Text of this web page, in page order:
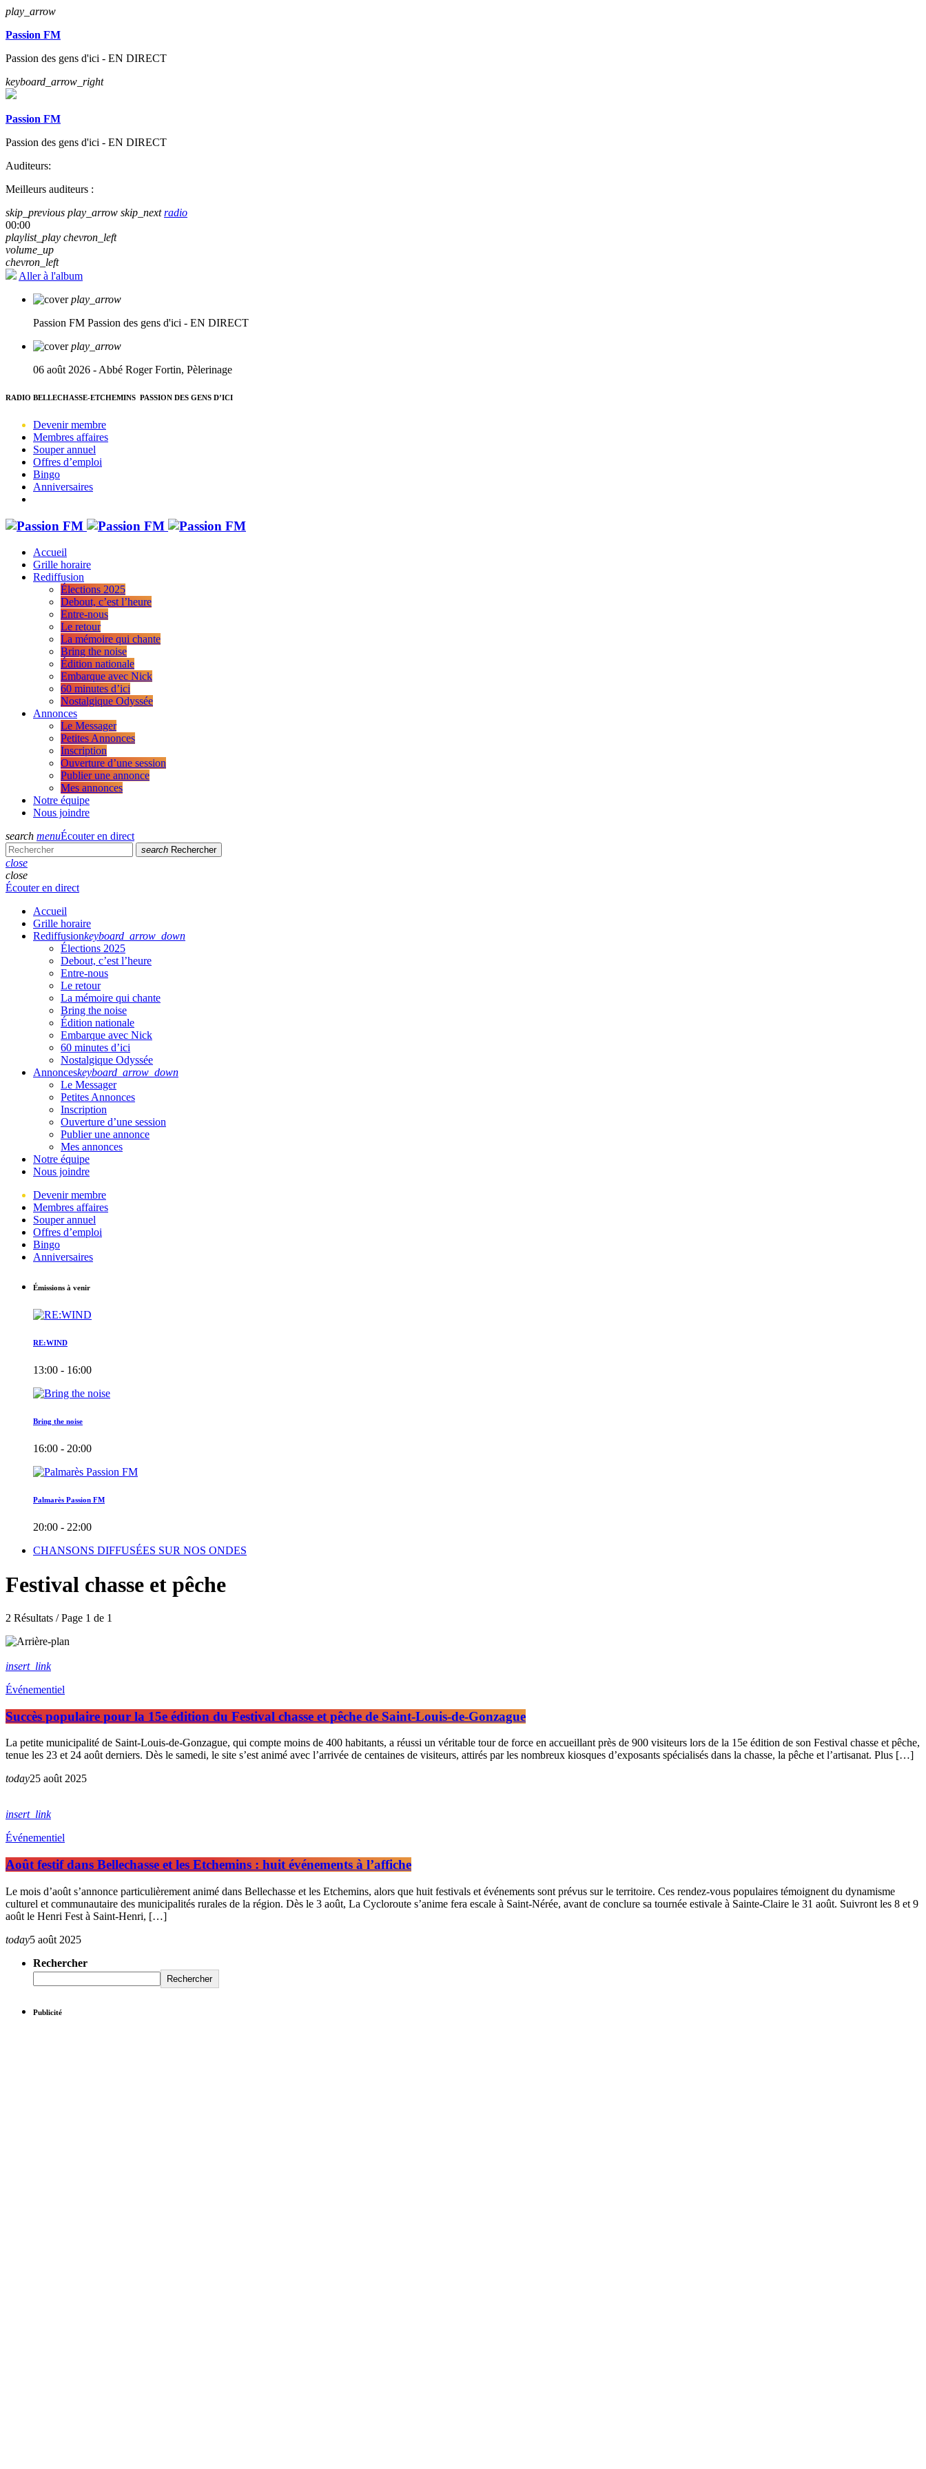
play_arrow
Passion FM
Passion des gens d'ici - EN DIRECT
keyboard_arrow_right
Passion FM
Passion des gens d'ici - EN DIRECT
Auditeurs:
Meilleurs auditeurs :
skip_previous play_arrow skip_next radio
00:00
playlist_play chevron_left
volume_up
chevron_left
Aller à l'album
play_arrow
Passion FM Passion des gens d'ici - EN DIRECT
play_arrow
06 août 2026 - Abbé Roger Fortin, Pèlerinage
RADIO BELLECHASSE-ETCHEMINS PASSION DES GENS D’ICI
Devenir membre
Membres affaires
Souper annuel
Offres d’emploi
Bingo
Anniversaires
Accueil
Grille horaire
Rediffusion
Élections 2025
Debout, c’est l’heure
Entre-nous
Le retour
La mémoire qui chante
Bring the noise
Édition nationale
Embarque avec Nick
60 minutes d’ici
Nostalgique Odyssée
Annonces
Le Messager
Petites Annonces
Inscription
Ouverture d’une session
Publier une annonce
Mes annonces
Notre équipe
Nous joindre
search menuÉcouter en direct
search Rechercher
close
close
Écouter en direct
Accueil
Grille horaire
Rediffusionkeyboard_arrow_down
Élections 2025
Debout, c’est l’heure
Entre-nous
Le retour
La mémoire qui chante
Bring the noise
Édition nationale
Embarque avec Nick
60 minutes d’ici
Nostalgique Odyssée
Annonceskeyboard_arrow_down
Le Messager
Petites Annonces
Inscription
Ouverture d’une session
Publier une annonce
Mes annonces
Notre équipe
Nous joindre
Devenir membre
Membres affaires
Souper annuel
Offres d’emploi
Bingo
Anniversaires
Émissions à venir
RE:WIND
13:00 - 16:00
Bring the noise
16:00 - 20:00
Palmarès Passion FM
20:00 - 22:00
CHANSONS DIFFUSÉES SUR NOS ONDES
Festival chasse et pêche
2 Résultats / Page 1 de 1
insert_link
Événementiel
Succès populaire pour la 15e édition du Festival chasse et pêche de Saint-Louis-de-Gonzague
La petite municipalité de Saint-Louis-de-Gonzague, qui compte moins de 400 habitants, a réussi un véritable tour de force en accueillant près de 900 visiteurs lors de la 15e édition de son Festival chasse et pêche,
tenue les 23 et 24 août derniers. Dès le samedi, le site s’est animé avec l’arrivée de centaines de visiteurs, attirés par les nombreux kiosques d’exposants spécialisés dans la chasse, la pêche et l’artisanat. Plus […]
today25 août 2025
insert_link
Événementiel
Août festif dans Bellechasse et les Etchemins : huit événements à l’affiche
Le mois d’août s’annonce particulièrement animé dans Bellechasse et les Etchemins, alors que huit festivals et événements sont prévus sur le territoire. Ces rendez-vous populaires témoignent du dynamisme
culturel et communautaire des municipalités rurales de la région. Dès le 3 août, La Cycloroute s’anime fera escale à Saint-Nérée, avant de conclure sa tournée estivale à Sainte-Claire le 31 août. Suivront les 8 et 9
août le Henri Fest à Saint-Henri, […]
today5 août 2025
Rechercher
Rechercher
Publicité